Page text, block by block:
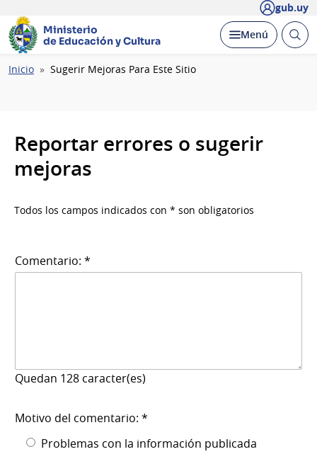
gub.uy
Ministerio
de Educación y Cultura
Desplegar
Menú Abrir
Ruta
Inicio Sugerir Mejoras Para Este Sitio
Reportar errores o sugerir
mejoras
Todos los campos indicados con * son obligatorios
Comentario: *
Quedan 128 caracter(es)
Motivo del comentario: *
Problemas con la información publicada